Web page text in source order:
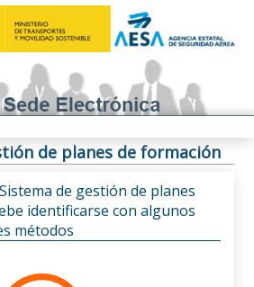
de planes de formación
de gestión de planes
identificarse con algunos
métodos